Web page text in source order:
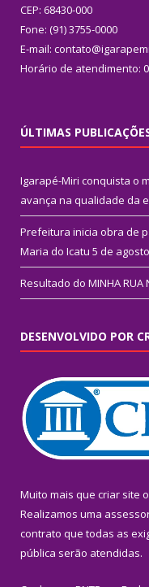
CEP: 68430-000
Fone: (91) 3755-0000
E-mail:
Horário de atendimento:
ÚLTIMAS
Igarapé-Miri conquista o
avança na qualidade da
Prefeitura inicia obra de
Maria do Icatu 5 de
Resultado do MINHA RUA
DESENVOLVIDO POR
Muito mais que criar site
Realizamos uma
contrato que todas as
pública serão atendidas.